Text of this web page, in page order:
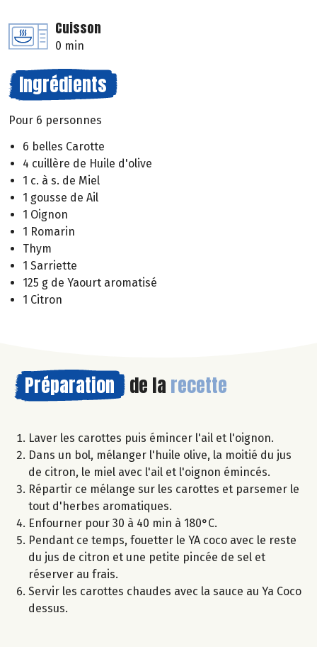
Cuisson
0 min
Ingrédients
Pour 6 personnes
6 belles Carotte
4 cuillère de Huile d'olive
1 c. à s. de Miel
1 gousse de Ail
1 Oignon
1 Romarin
Thym
1 Sarriette
125 g de Yaourt aromatisé
1 Citron
Préparation de la recette
Laver les carottes puis émincer l'ail et l'oignon.
Dans un bol, mélanger l'huile olive, la moitié du jus
de citron, le miel avec l'ail et l'oignon émincés.
Répartir ce mélange sur les carottes et parsemer le
tout d'herbes aromatiques.
Enfourner pour 30 à 40 min à 180°C.
Pendant ce temps, fouetter le YA coco avec le reste
du jus de citron et une petite pincée de sel et
réserver au frais.
Servir les carottes chaudes avec la sauce au Ya Coco
dessus.